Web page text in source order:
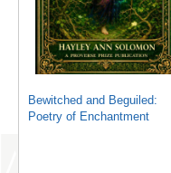
Bewitched and Beguiled:
Poetry of Enchantment